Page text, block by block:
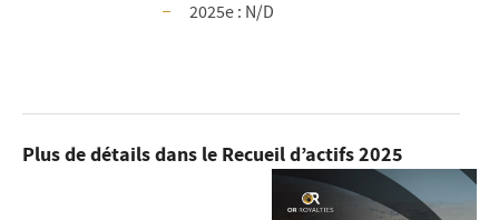
2025e : N/D
Plus de détails dans le Recueil d’actifs 2025